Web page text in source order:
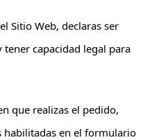
Sitio Web, declaras ser
capacidad legal para
que realizas el pedido,
habilitadas en el formulario